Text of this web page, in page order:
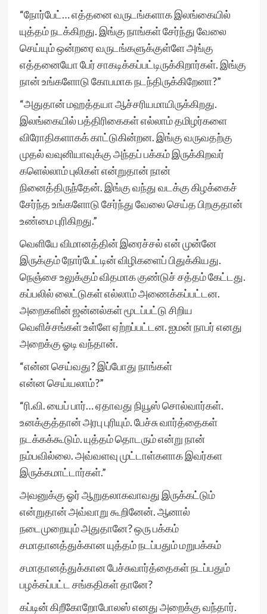
“நோர்பேட்… எத்தனை வருடங்களாக இலங்கையில்
யுத்தம் நடக்கிறது. இங்கு நாங்கள் சேர்ந்து வேலை
செய்யும் ஒன்றரை வருடங்களுக்குள்ளே அங்கு
எத்தனையோ பேர் சாகடிக்கப்பட்டிருக்கிறார்கள். இங்கு
நான் உங்களோடு கோபமாக நடந்திருக்கிறேனா?”
“அதுதான் மஹத்தயா ஆச்சரியமாயிருக்கிறது.
இலங்கையில் பத்திரிகைகள் எல்லாம் தமிழர்களை
விரோதிகளாகக் காட்டுகின்றன. இங்கு வருவதற்கு
முதல் வவுனியாவுக்கு அந்தப் பக்கம் இருக்கிறவர்
களெல்லாம் புலிகள் என்றுதான் நான்
நினைத்திருந்தேன். இங்கு வந்து வடக்கு கிழக்கைச்
சேர்ந்த உங்களோடு சேர்ந்து வேலை செய்த பிறகுதான்
உண்மை புரிகிறது.”
வெளியே விமானத்தின் இரைச்சல் என் முன்னே
இருக்கும் நோர்பேட்டின் விழிகளைப் பிதுக்கியது.
நெஞ்சை உலுக்கும் விதமாக குண்டுச் சத்தம் கேட்டது.
கப்பலில் லைட்டுகள் எல்லாம் அணைக்கப்பட்டன.
அறைகளின் ஜன்னல்கள் மூடப்பட்டு சிறிய
வெளிச்சங்கள் உள்ளே ஏற்றப்பட்டன. ஐமன் நாபர் எனது
அறைக்கு ஓடி வந்தான்.
“என்ன செய்வது? இப்போது நாங்கள்
என்ன செய்யலாம்?”
“ரி.வி. யைப் பார்… ஏதாவது நியூஸ் சொல்வார்கள்.
உனக்குத்தான் அரபு புரியும். பேச்சு வார்த்தைகள்
நடக்கக்கூடும். யுத்தம் தொடரும் என்று நான்
நம்பவில்லை. அவ்வளவு முட்டாள்களாக இவர்கள
இருக்கமாட்டார்கள்.”
அவனுக்கு ஓர் ஆறுதலாகவாவது இருக்கட்டும்
என்றுதான் அவ்வாறு கூறினேன். ஆனால்
நடைமுறையும் அதுதானே? ஒரு பக்கம்
சமாதானத்துக்கான யுத்தம் நடப்பதும் மறுபக்கம்
சமாதானத்துக்கான பேச்சுவார்த்தைகள் நடப்பதும்
பழக்கப்பட்ட சங்கதிகள் தானே?
கப்டின் கிறீகோறோபோலஸ் எனது அறைக்கு வந்தார்.